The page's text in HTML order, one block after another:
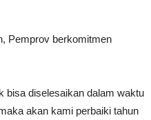
Pemprov berkomitmen
bisa diselesaikan dalam waktu
akan kami perbaiki tahun